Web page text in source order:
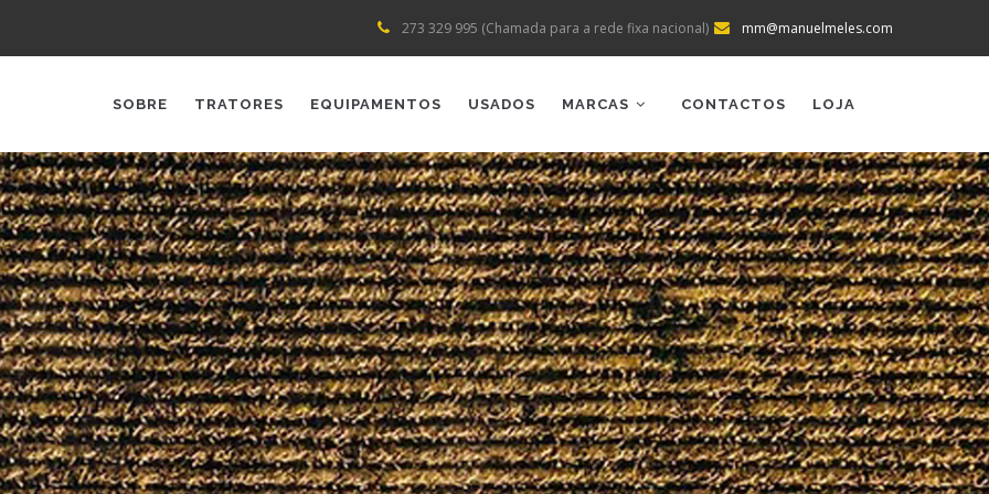
273 329 995 (Chamada para a rede fixa nacional) mm@manuelmeles.com
SOBRE TRATORES EQUIPAMENTOS USADOS MARCAS CONTACTOS LOJA